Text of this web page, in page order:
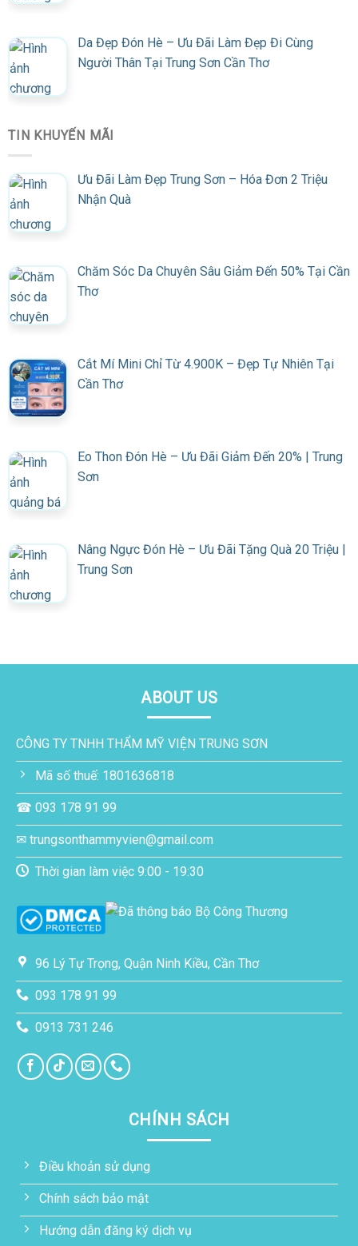
Da Đẹp Đón Hè – Ưu Đãi Làm Đẹp Đi Cùng
Người Thân Tại Trung Sơn Cần Thơ
TIN KHUYẾN MÃI
Ưu Đãi Làm Đẹp Trung Sơn – Hóa Đơn 2 Triệu
Nhận Quà
Chăm Sóc Da Chuyên Sâu Giảm Đến 50% Tại Cần
Thơ
Cắt Mí Mini Chỉ Từ 4.900K – Đẹp Tự Nhiên Tại
Cần Thơ
Eo Thon Đón Hè – Ưu Đãi Giảm Đến 20% | Trung
Sơn
Nâng Ngực Đón Hè – Ưu Đãi Tặng Quà 20 Triệu |
Trung Sơn
ABOUT US
CÔNG TY TNHH THẨM MỸ VIỆN TRUNG SƠN
Mã số thuế: 1801636818
☎ 093 178 91 99
✉ trungsonthammyvien@gmail.com
Thời gian làm việc 9:00 - 19:30
96 Lý Tự Trọng, Quận Ninh Kiều, Cần Thơ
093 178 91 99
0913 731 246
CHÍNH SÁCH
Điều khoản sử dụng
Chính sách bảo mật
Hướng dẫn đăng ký dịch vụ